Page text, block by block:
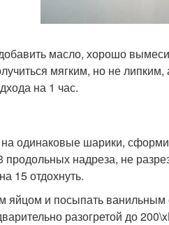
масло, хорошо
мягким, но не
на 1 час.
на одинаковые шарики,
надреза, не
15 отдохнуть.
яйцом и посыпать ванильным
разогретой до